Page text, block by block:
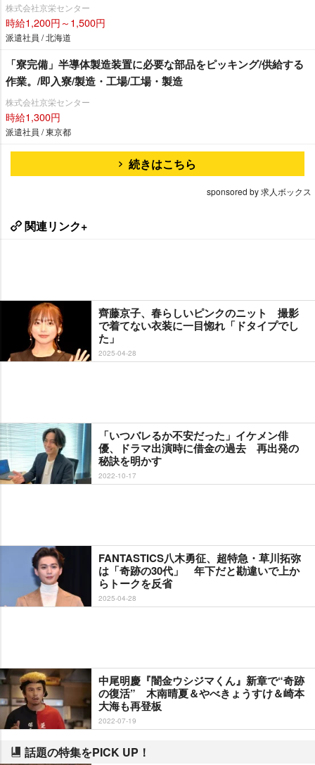
株式会社京栄センター
時給1,200円～1,500円
派遣社員 / 北海道
「寮完備」半導体製造装置に必要な部品をピッキング/供給する
作業。/即入寮/製造・工場/工場・製造
株式会社京栄センター
時給1,300円
派遣社員 / 東京都
続きはこちら
sponsored by 求人ボックス
関連リンク+
齊藤京子、春らしいピンクのニット 撮影
で着てない衣装に一目惚れ「ドタイプでし
た」
2025-04-28
「いつバレるか不安だった」イケメン俳
優、ドラマ出演時に借金の過去 再出発の
秘訣を明かす
2022-10-17
FANTASTICS八木勇征、超特急・草川拓弥
は「奇跡の30代」 年下だと勘違いで上か
らトークを反省
2025-04-28
中尾明慶『闇金ウシジマくん』新章で“奇跡
の復活” 木南晴夏＆やべきょうすけ＆崎本
大海も再登板
2022-07-19
話題の特集をPICK UP！